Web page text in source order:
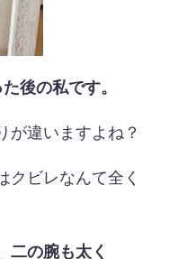
後の私です。
が違いますよね？
クビレなんて全く
二の腕も太く